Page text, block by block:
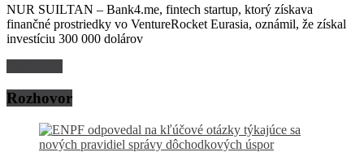
NUR SUILTAN – Bank4.me, fintech startup, ktorý získava
finančné prostriedky vo VentureRocket Eurasia, oznámil, že získal
investíciu 300 000 dolárov
Rozhovor